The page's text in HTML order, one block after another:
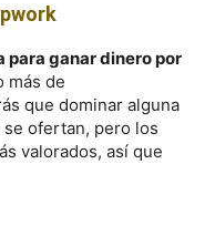
para ganar dinero por
más de
que dominar alguna
ofertan, pero los
valorados, así que